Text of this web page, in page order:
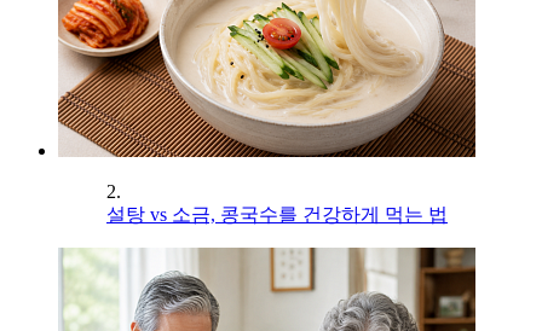
2.
설탕 vs 소금, 콩국수를 건강하게 먹는 법